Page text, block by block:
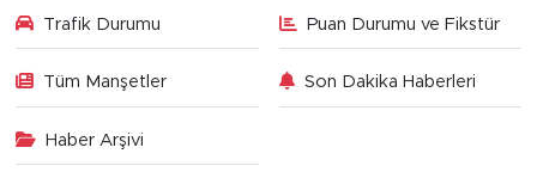
Trafik Durumu Puan Durumu ve Fikstür
Tüm Manşetler Son Dakika Haberleri
Haber Arşivi